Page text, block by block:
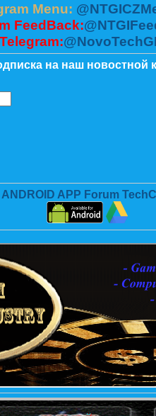
Menu:
FeedBack:
на наш новостной
ANDROID APP Forum